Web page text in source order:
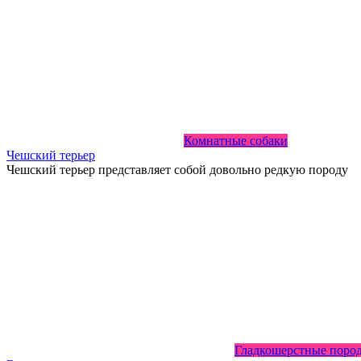
Комнатные собаки
Чешский терьер
Чешский терьер представляет собой довольно редкую породу
Гладкошерстные